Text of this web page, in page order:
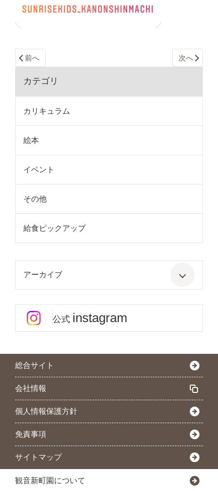
前へ 次へ
カテゴリ
カリキュラム
絵本
イベント
その他
給食ピックアップ
アーカイブ
公式 instagram
総合サイト
会社情報
個人情報保護方針
免責事項
サイトマップ
観音新町園について